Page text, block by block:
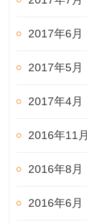
2017年6月
2017年5月
2017年4月
2016年11月
2016年8月
2016年6月